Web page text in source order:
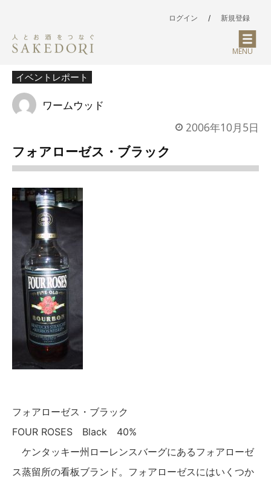
ログイン / 新規登録
MENU
イベントレポート
ワームウッド
2006年10月5日
フォアローゼス・ブラック
フォアローゼス・ブラック
FOUR ROSES Black 40%
ケンタッキー州ローレンスバーグにあるフォアローゼ
ス蒸留所の看板ブランド。フォアローゼスにはいくつか